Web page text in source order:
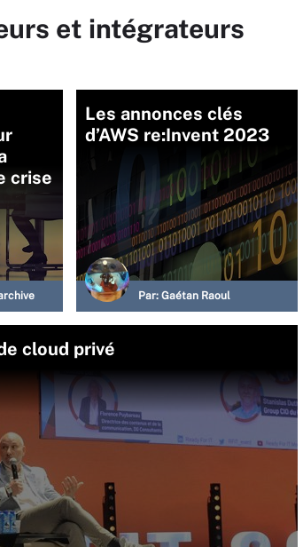
et intégrateurs
crise
Les annonces clés
d’AWS re:Invent 2023
Par: Gaétan Raoul
cloud privé